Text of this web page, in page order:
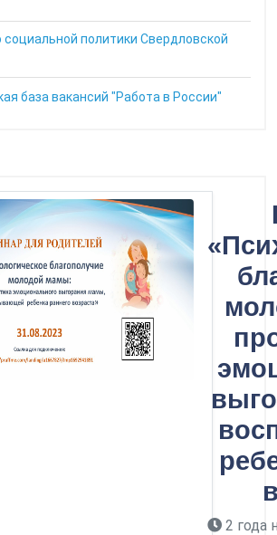
политики Свердловской
база вакансий "Работа в России"
2 года